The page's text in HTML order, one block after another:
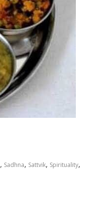
, Sadhna, Sattvik, Spirituality,